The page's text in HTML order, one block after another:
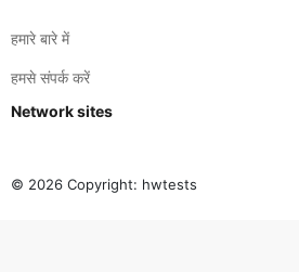
हमारे बारे में
हमसे संपर्क करें
Network sites
© 2026 Copyright: hwtests